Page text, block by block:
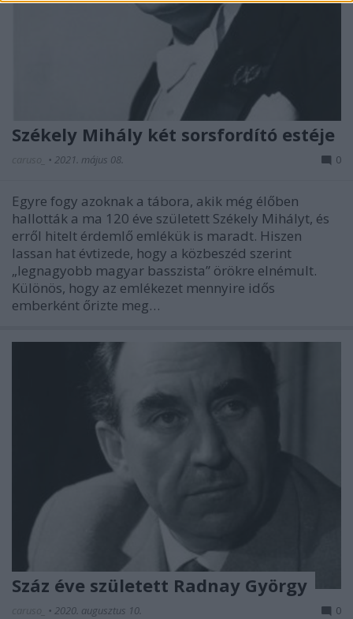
Székely Mihály két sorsfordító estéje
caruso_ • 2021. május 08. 0
Egyre fogy azoknak a tábora, akik még élőben
hallották a ma 120 éve született Székely Mihályt, és
erről hitelt érdemlő emlékük is maradt. Hiszen
lassan hat évtizede, hogy a közbeszéd szerint
„legnagyobb magyar basszista” örökre elnémult.
Különös, hogy az emlékezet mennyire idős
emberként őrizte meg…
Száz éve született Radnay György
caruso_ • 2020. augusztus 10. 0